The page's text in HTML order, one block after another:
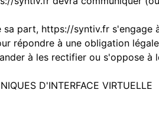
sa part, https://syntiv.fr s'engage
répondre à une obligation
à les rectifier ou s'oppose à
D'INTERFACE VIRTUELLE